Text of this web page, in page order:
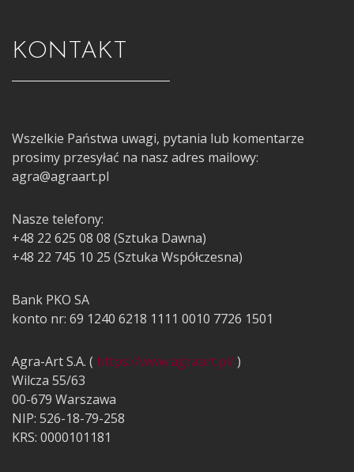
KONTAKT
Wszelkie Państwa uwagi, pytania lub komentarze
prosimy przesyłać na nasz adres mailowy:
agra@agraart.pl
Nasze telefony:
+48 22 625 08 08 (Sztuka Dawna)
+48 22 745 10 25 (Sztuka Współczesna)
Bank PKO SA
konto nr: 69 1240 6218 1111 0010 7726 1501
Agra-Art S.A. ( https://www.agraart.pl/)
Wilcza 55/63
00-679 Warszawa
NIP: 526-18-79-258
KRS: 0000101181